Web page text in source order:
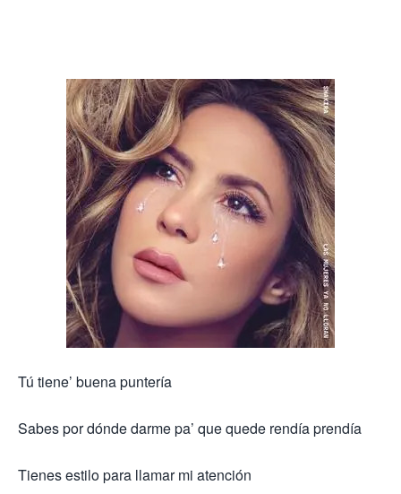
Tú tiene’ buena puntería
Sabes por dónde darme pa’ que quede rendía prendía
Tienes estilo para llamar mi atención